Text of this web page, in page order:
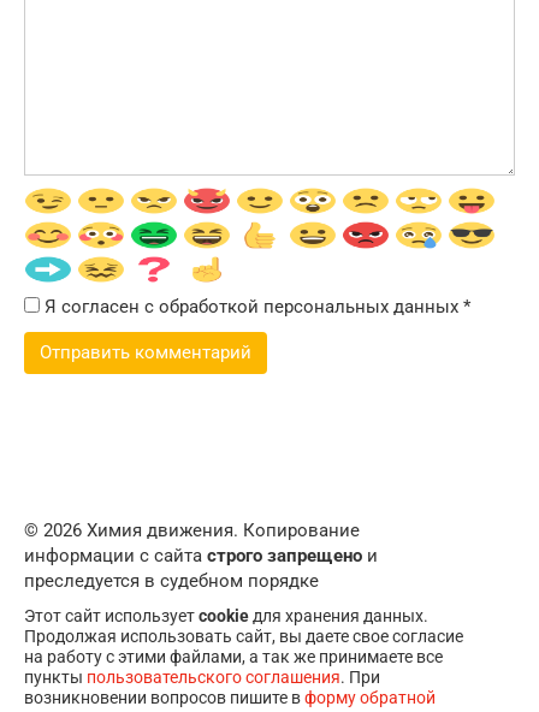
Я согласен с обработкой персональных данных *
© 2026 Химия движения. Копирование
информации с сайта строго запрещено и
преследуется в судебном порядке
Этот сайт используетcookieдля хранения данных.
Продолжая использовать сайт, вы даете свое согласие
на работу с этими файлами, а так же принимаете все
пункты пользовательского соглашения. При
возникновении вопросов пишите вформу обратной